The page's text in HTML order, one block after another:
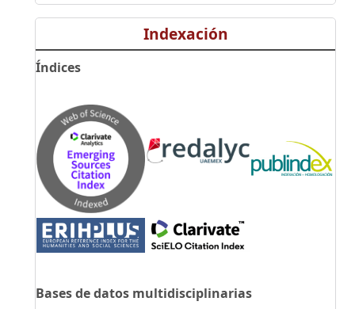
Indexación
Índices
Bases de datos multidisciplinarias